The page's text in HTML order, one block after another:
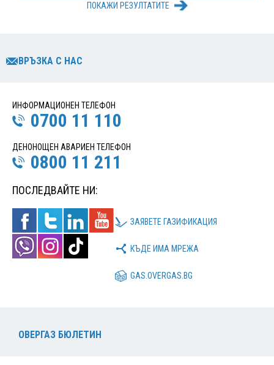
ПОКАЖИ РЕЗУЛТАТИТЕ
ВРЪЗКА С НАС
ИНФОРМАЦИОНЕН ТЕЛЕФОН
0700 11 110
ДЕНОНОЩЕН АВАРИЕН ТЕЛЕФОН
0800 11 211
ПОСЛЕДВАЙТЕ НИ:
ЗАЯВЕТЕ ГАЗИФИКАЦИЯ
КЪДЕ ИМА МРЕЖА
GAS.OVERGAS.BG
ОВЕРГАЗ БЮЛЕТИН